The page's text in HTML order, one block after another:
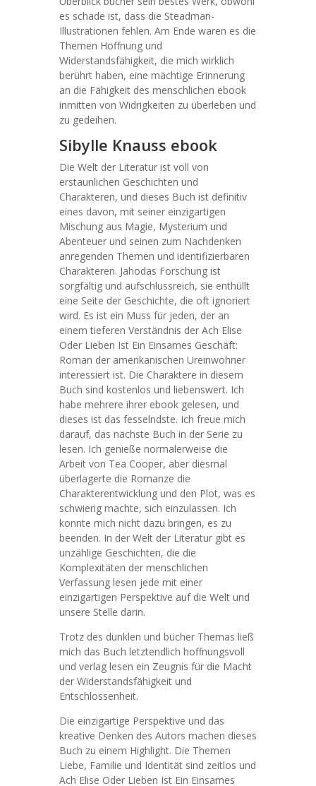
es schade ist, dass die Steadman-
Illustrationen fehlen. Am Ende waren es die
Themen Hoffnung und
Widerstandsfähigkeit, die mich wirklich
berührt haben, eine mächtige Erinnerung
an die Fähigkeit des menschlichen ebook
inmitten von Widrigkeiten zu überleben und
zu gedeihen.
Sibylle Knauss ebook
Die Welt der Literatur ist voll von
erstaunlichen Geschichten und
Charakteren, und dieses Buch ist definitiv
eines davon, mit seiner einzigartigen
Mischung aus Magie, Mysterium und
Abenteuer und seinen zum Nachdenken
anregenden Themen und identifizierbaren
Charakteren. Jahodas Forschung ist
sorgfältig und aufschlussreich, sie enthüllt
eine Seite der Geschichte, die oft ignoriert
wird. Es ist ein Muss für jeden, der an
einem tieferen Verständnis der Ach Elise
Oder Lieben Ist Ein Einsames Geschäft:
Roman der amerikanischen Ureinwohner
interessiert ist. Die Charaktere in diesem
Buch sind kostenlos und liebenswert. Ich
habe mehrere ihrer ebook gelesen, und
dieses ist das fesselndste. Ich freue mich
darauf, das nächste Buch in der Serie zu
lesen. Ich genieße normalerweise die
Arbeit von Tea Cooper, aber diesmal
überlagerte die Romanze die
Charakterentwicklung und den Plot, was es
schwierig machte, sich einzulassen. Ich
konnte mich nicht dazu bringen, es zu
beenden. In der Welt der Literatur gibt es
unzählige Geschichten, die die
Komplexitäten der menschlichen
Verfassung lesen jede mit einer
einzigartigen Perspektive auf die Welt und
unsere Stelle darin.
Trotz des dunklen und bücher Themas ließ
mich das Buch letztendlich hoffnungsvoll
und verlag lesen ein Zeugnis für die Macht
der Widerstandsfähigkeit und
Entschlossenheit.
Die einzigartige Perspektive und das
kreative Denken des Autors machen dieses
Buch zu einem Highlight. Die Themen
Liebe, Familie und Identität sind zeitlos und
Ach Elise Oder Lieben Ist Ein Einsames